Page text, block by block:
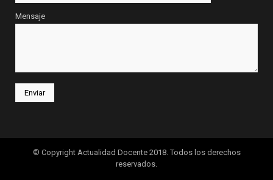
Mensaje
© Copyright Actualidad Docente 2018. Todos los derechos
reservados.